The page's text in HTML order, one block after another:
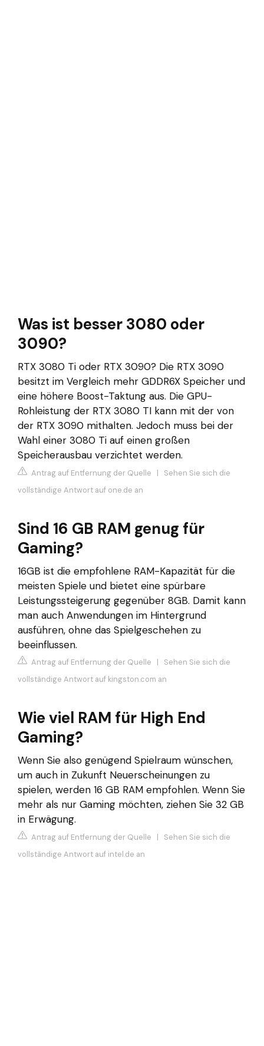
Was ist besser 3080 oder
3090?
RTX 3080 Ti oder RTX 3090? Die RTX 3090
besitzt im Vergleich mehr GDDR6X Speicher und
eine höhere Boost-Taktung aus. Die GPU-
Rohleistung der RTX 3080 TI kann mit der von
der RTX 3090 mithalten. Jedoch muss bei der
Wahl einer 3080 Ti auf einen großen
Speicherausbau verzichtet werden.
Antrag auf Entfernung der Quelle | Sehen Sie sich die
vollständige Antwort auf one.de an
Sind 16 GB RAM genug für
Gaming?
16GB ist die empfohlene RAM-Kapazität für die
meisten Spiele und bietet eine spürbare
Leistungssteigerung gegenüber 8GB. Damit kann
man auch Anwendungen im Hintergrund
ausführen, ohne das Spielgeschehen zu
beeinflussen.
Antrag auf Entfernung der Quelle | Sehen Sie sich die
vollständige Antwort auf kingston.com an
Wie viel RAM für High End
Gaming?
Wenn Sie also genügend Spielraum wünschen,
um auch in Zukunft Neuerscheinungen zu
spielen, werden 16 GB RAM empfohlen. Wenn Sie
mehr als nur Gaming möchten, ziehen Sie 32 GB
in Erwägung.
Antrag auf Entfernung der Quelle | Sehen Sie sich die
vollständige Antwort auf intel.de an